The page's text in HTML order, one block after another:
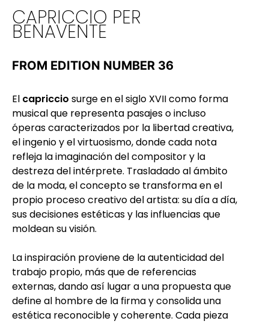
CAPRICCIO PER
BENAVENTE
FROM EDITION NUMBER 36
El capriccio surge en el siglo XVII como forma
musical que representa pasajes o incluso
óperas caracterizados por la libertad creativa,
el ingenio y el virtuosismo, donde cada nota
refleja la imaginación del compositor y la
destreza del intérprete. Trasladado al ámbito
de la moda, el concepto se transforma en el
propio proceso creativo del artista: su día a día,
sus decisiones estéticas y las influencias que
moldean su visión.
La inspiración proviene de la autenticidad del
trabajo propio, más que de referencias
externas, dando así lugar a una propuesta que
define al hombre de la firma y consolida una
estética reconocible y coherente. Cada pieza